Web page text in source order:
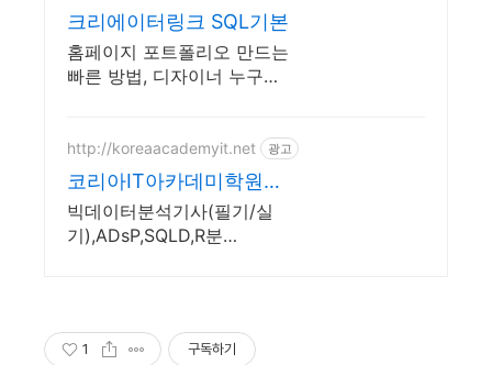
크리에이터링크 SQL기본
홈페이지 포트폴리오 만드는
빠른 방법, 디자이너 누구나
http://koreaacademyit.net 광고
코리아IT아카데미학원최
하동 AI/빅데이터분석 자
격증취득
빅데이터분석기사(필기/실
기),ADsP,SQLD,R분
1 구독하기